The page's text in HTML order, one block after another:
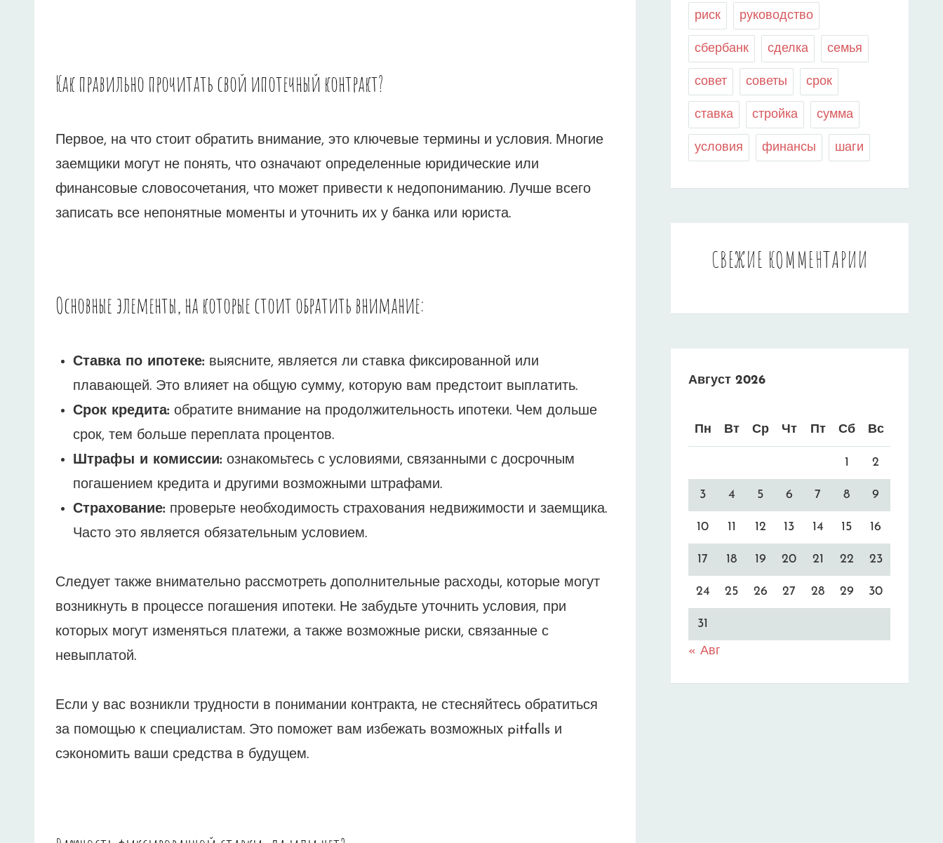
Как правильно прочитать свой ипотечный контракт?
Первое, на что стоит обратить внимание, это ключевые термины и условия. Многие
заемщики могут не понять, что означают определенные юридические или
финансовые словосочетания, что может привести к недопониманию. Лучше всего
записать все непонятные моменты и уточнить их у банка или юриста.
Основные элементы, на которые стоит обратить внимание:
Ставка по ипотеке: выясните, является ли ставка фиксированной или
плавающей. Это влияет на общую сумму, которую вам предстоит выплатить.
Срок кредита: обратите внимание на продолжительность ипотеки. Чем дольше
срок, тем больше переплата процентов.
Штрафы и комиссии: ознакомьтесь с условиями, связанными с досрочным
погашением кредита и другими возможными штрафами.
Страхование: проверьте необходимость страхования недвижимости и заемщика.
Часто это является обязательным условием.
Следует также внимательно рассмотреть дополнительные расходы, которые могут
возникнуть в процессе погашения ипотеки. Не забудьте уточнить условия, при
которых могут изменяться платежи, а также возможные риски, связанные с
невыплатой.
Если у вас возникли трудности в понимании контракта, не стесняйтесь обратиться
за помощью к специалистам. Это поможет вам избежать возможных pitfalls и
сэкономить ваши средства в будущем.
риск руководство
сбербанк сделка семья
совет советы срок
ставка стройка сумма
условия финансы шаги
СВЕЖИЕ КОММЕНТАРИИ
Август 2026
Пн Вт Ср Чт Пт Сб Вс
1 2
3 4 5 6 7 8 9
10 11 12 13 14 15 16
17 18 19 20 21 22 23
24 25 26 27 28 29 30
31
« Авг